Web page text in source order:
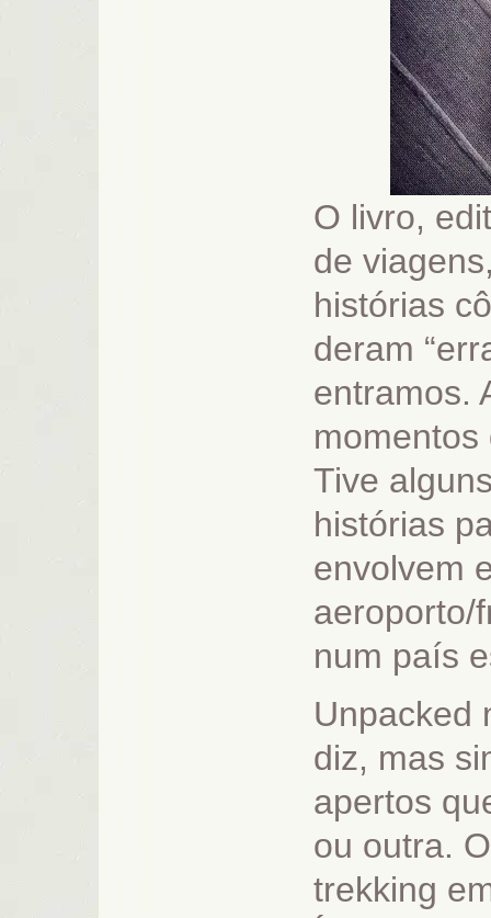
O livro,
de
histórias
deram
entramos.
Tive
histórias
envolvem
aeroporto/
num país
Unpacked
diz, mas
apertos
ou outra.
trekking